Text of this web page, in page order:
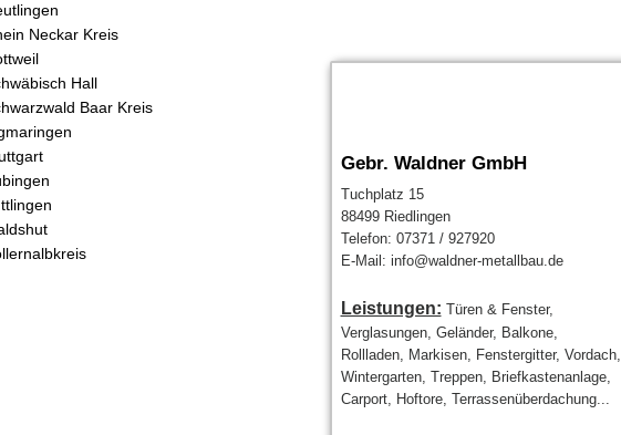
Neckar Kreis
Hall
Baar Kreis
Gebr. Waldner GmbH
Tuchplatz 15
88499 Riedlingen
Telefon: 07371 / 927920
E-Mail: info@waldner-metallbau.de
Leistungen: Türen & Fenster,
Verglasungen, Geländer, Balkone,
Rollladen, Markisen, Fenstergitter, Vordach,
Wintergarten, Treppen, Briefkastenanlage,
Carport, Hoftore, Terrassenüberdachung...